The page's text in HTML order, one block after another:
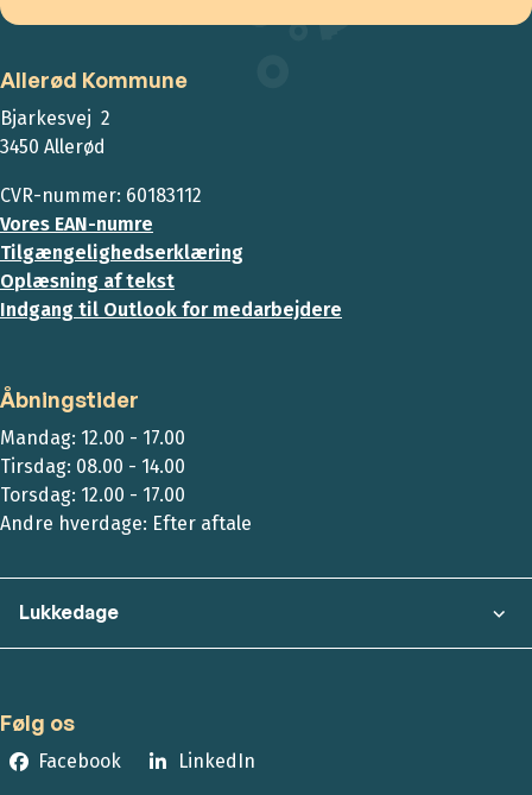
Allerød Kommune
Bjarkesvej 2
3450 Allerød
CVR-nummer: 60183112
Vores EAN-numre
Tilgængelighedserklæring
Oplæsning af tekst
Indgang til Outlook for medarbejdere
Åbningstider
Mandag: 12.00 - 17.00
Tirsdag: 08.00 - 14.00
Torsdag: 12.00 - 17.00
Andre hverdage: Efter aftale
Lukkedage
Følg os
Facebook LinkedIn